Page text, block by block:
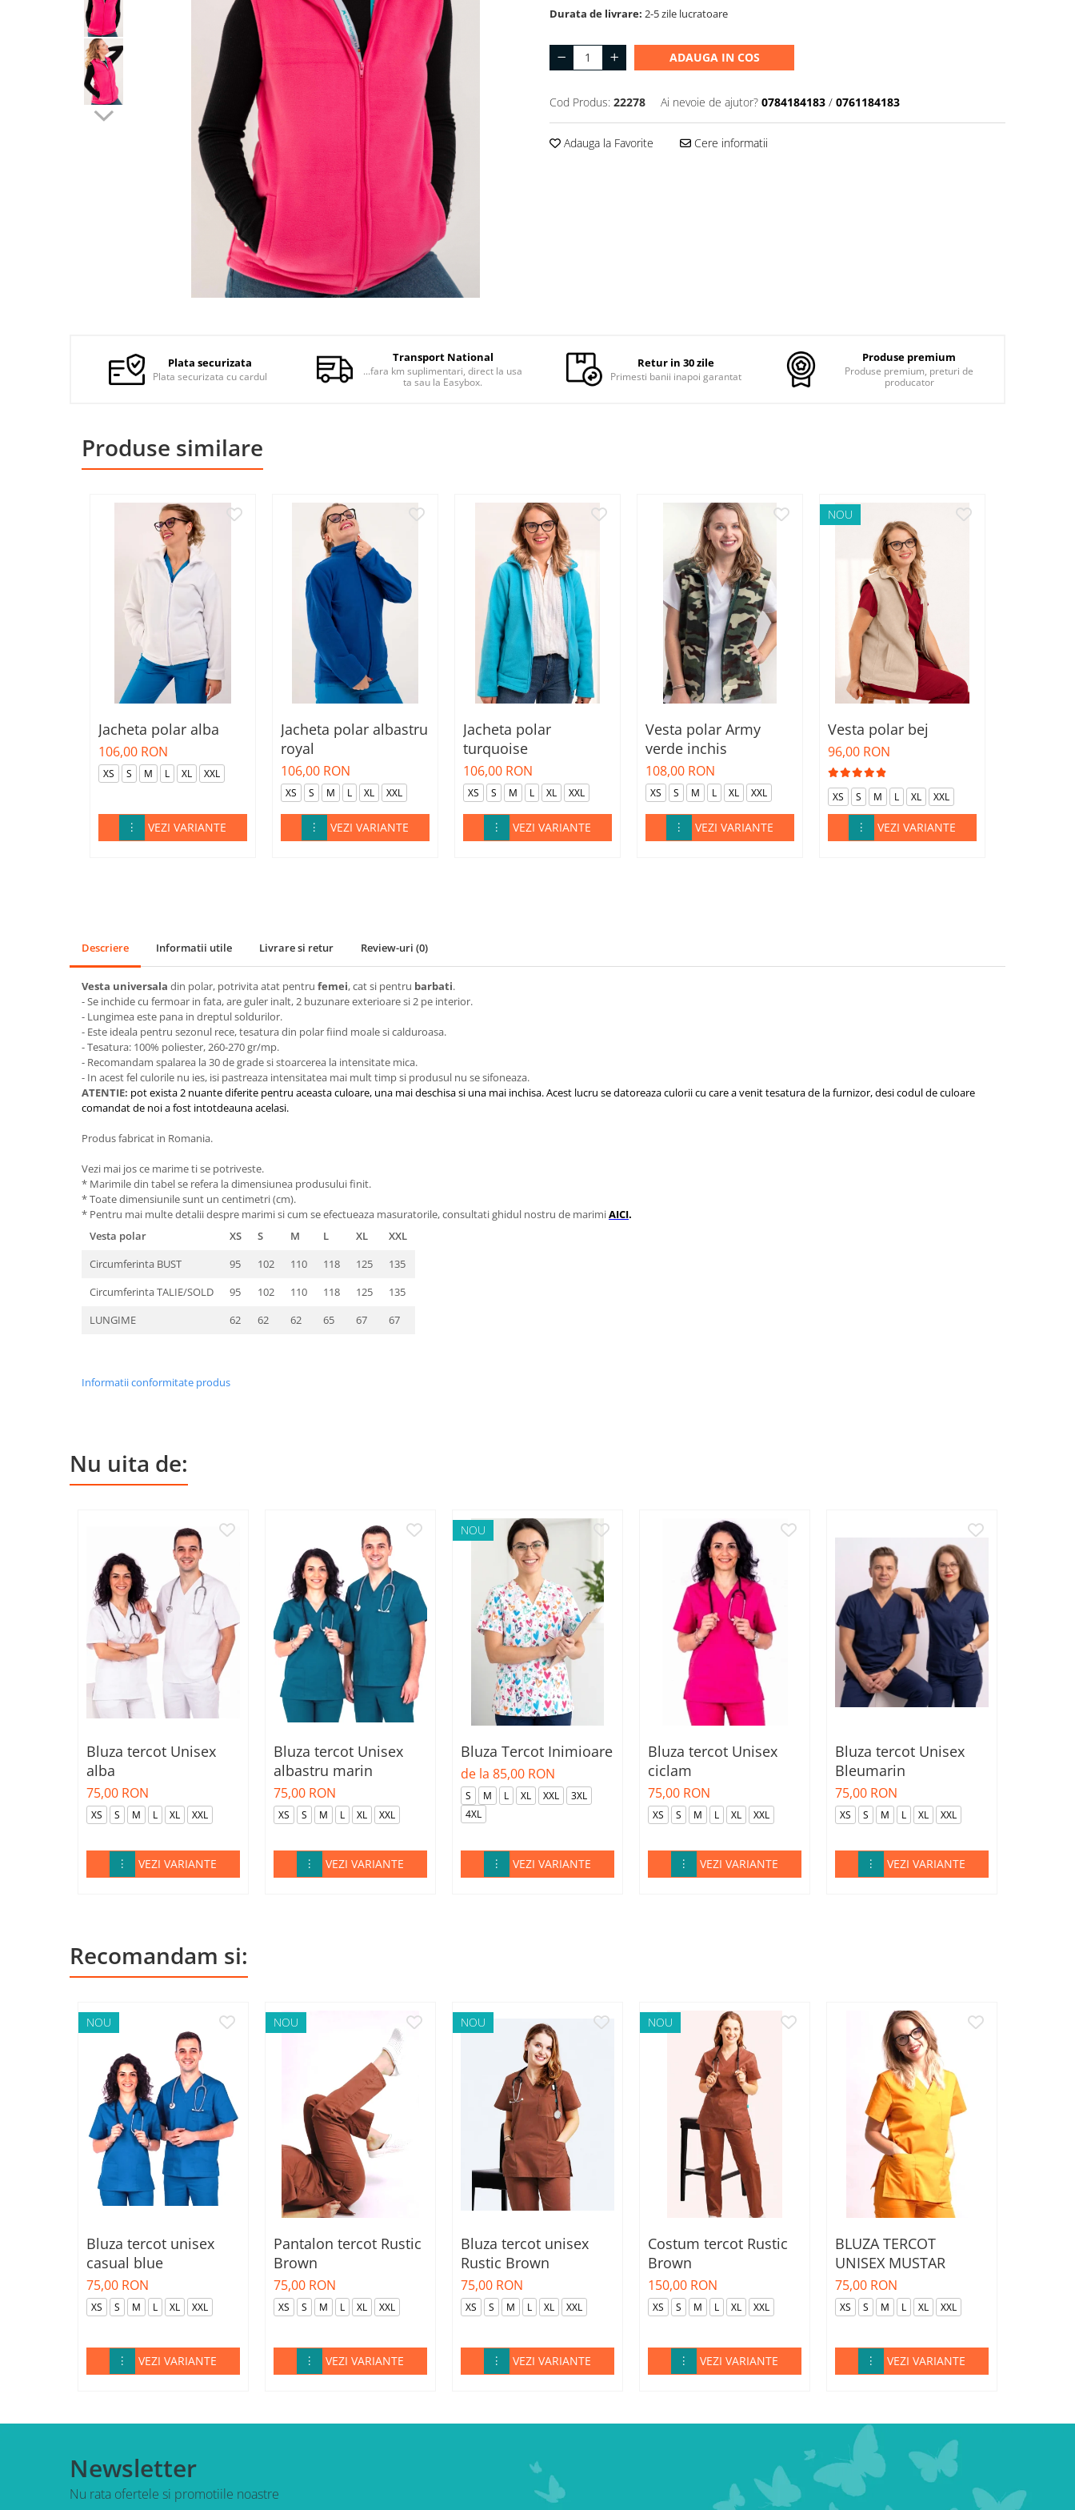
Halate medicale barbati
Halate medicale P2 cu
Halate medicale cu nasturi
Halate medicale cu fermoar
Jachete de lucru
Veste de lucru
Halate medicale polar -
Durata de livrare: 2-5 zile lucratoare
ADAUGA IN COS
Cod Produs: 22278 Ai nevoie de ajutor? 0784184183 / 0761184183
Adauga la Favorite Cere informatii
Plata securizata
Plata securizata cu cardul
Transport National
...fara km suplimentari, direct la usa
ta sau la Easybox.
Retur in 30 zile
Primesti banii inapoi garantat
Produse premium
Produse premium, preturi de
producator
Produse similare
Jacheta polar alba
106,00 RON
XS S M L XL XXL
VEZI VARIANTE
Jacheta polar albastru
royal
106,00 RON
XS S M L XL XXL
VEZI VARIANTE
Jacheta polar
turquoise
106,00 RON
XS S M L XL XXL
VEZI VARIANTE
Vesta polar Army
verde inchis
108,00 RON
XS S M L XL XXL
VEZI VARIANTE
NOU
Vesta polar bej
96,00 RON
XS S M L XL XXL
VEZI VARIANTE
Descriere Informatii utile Livrare si retur Review-uri (0)
Vesta universala din polar, potrivita atat pentru femei, cat si pentru barbati.
- Se inchide cu fermoar in fata, are guler inalt, 2 buzunare exterioare si 2 pe interior.
- Lungimea este pana in dreptul soldurilor.
- Este ideala pentru sezonul rece, tesatura din polar fiind moale si calduroasa.
- Tesatura: 100% poliester, 260-270 gr/mp.
- Recomandam spalarea la 30 de grade si stoarcerea la intensitate mica.
- In acest fel culorile nu ies, isi pastreaza intensitatea mai mult timp si produsul nu se sifoneaza.
ATENTIE: pot exista 2 nuante diferite pentru aceasta culoare, una mai deschisa si una mai inchisa. Acest lucru se datoreaza culorii cu care a venit tesatura de la furnizor, desi codul de culoare
comandat de noi a fost intotdeauna acelasi.
Produs fabricat in Romania.
Vezi mai jos ce marime ti se potriveste.
* Marimile din tabel se refera la dimensiunea produsului finit.
* Toate dimensiunile sunt un centimetri (cm).
* Pentru mai multe detalii despre marimi si cum se efectueaza masuratorile, consultati ghidul nostru de marimiAICI.
Vesta polar
XS S M L XL
XXL
Circumferinta BUST
95 102 110 118 125
135
Circumferinta TALIE/SOLD
95 102 110 118 125
135
LUNGIME
62 62 62 65 67 67
Informatii conformitate produs
Nu uita de:
Bluza tercot Unisex
alba
75,00 RON
XS S M L XL XXL
VEZI VARIANTE
Bluza tercot Unisex
albastru marin
75,00 RON
XS S M L XL XXL
VEZI VARIANTE
NOU
Bluza Tercot Inimioare
de la 85,00 RON
S M L XL XXL
3XL
4XL
VEZI VARIANTE
Bluza tercot Unisex
ciclam
75,00 RON
XS S M L XL XXL
VEZI VARIANTE
Bluza tercot Unisex
Bleumarin
75,00 RON
XS S M L XL XXL
VEZI VARIANTE
Recomandam si:
NOU
Bluza tercot unisex
casual blue
75,00 RON
XS S M L XL XXL
VEZI VARIANTE
NOU
Pantalon tercot Rustic
Brown
75,00 RON
XS S M L XL XXL
VEZI VARIANTE
NOU
Bluza tercot unisex
Rustic Brown
75,00 RON
XS S M L XL XXL
VEZI VARIANTE
NOU
Costum tercot Rustic
Brown
150,00 RON
XS S M L XL XXL
VEZI VARIANTE
BLUZA TERCOT
UNISEX MUSTAR
75,00 RON
XS S M L XL XXL
VEZI VARIANTE
Newsletter
Nu rata ofertele si promotiile noastre